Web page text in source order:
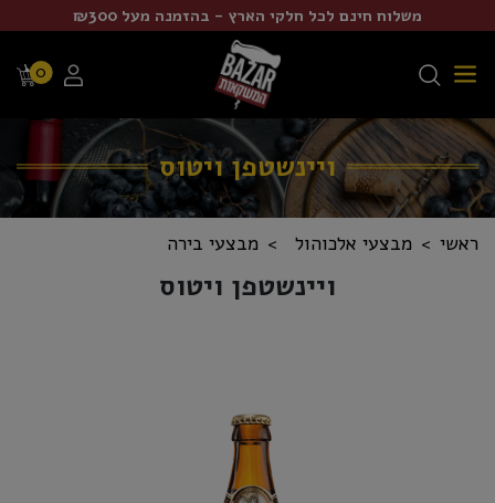
משלוח חינם לכל חלקי הארץ - בהזמנה מעל ₪300
0
ויינשטפן ויטוס
ראשי מבצעי אלכוהול מבצעי בירה
ויינשטפן ויטוס